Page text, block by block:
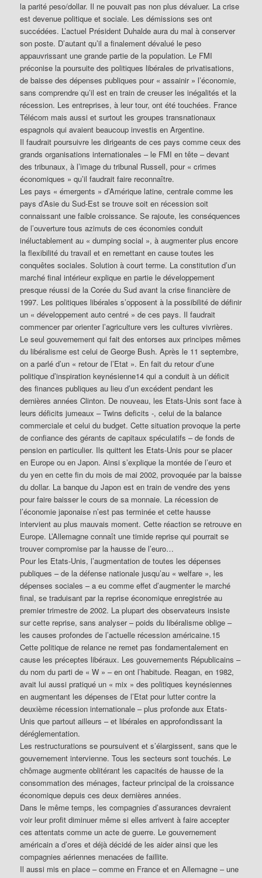
la parité peso/dollar. Il ne pouvait pas non plus dévaluer. La crise
est devenue politique et sociale. Les démissions ses ont
succédées. L’actuel Président Duhalde aura du mal à conserver
son poste. D’autant qu’il a finalement dévalué le peso
appauvrissant une grande partie de la population. Le FMI
préconise la poursuite des politiques libérales de privatisations,
de baisse des dépenses publiques pour « assainir » l’économie,
sans comprendre qu’il est en train de creuser les inégalités et la
récession. Les entreprises, à leur tour, ont été touchées. France
Télécom mais aussi et surtout les groupes transnationaux
espagnols qui avaient beaucoup investis en Argentine.
Il faudrait poursuivre les dirigeants de ces pays comme ceux des
grands organisations internationales – le FMI en tête – devant
des tribunaux, à l’image du tribunal Russell, pour « crimes
économiques » qu’il faudrait faire reconnaître.
Les pays « émergents » d’Amérique latine, centrale comme les
pays d’Asie du Sud-Est se trouve soit en récession soit
connaissant une faible croissance. Se rajoute, les conséquences
de l’ouverture tous azimuts de ces économies conduit
inéluctablement au « dumping social », à augmenter plus encore
la flexibilité du travail et en remettant en cause toutes les
conquêtes sociales. Solution à court terme. La constitution d’un
marché final intérieur explique en partie le développement
presque réussi de la Corée du Sud avant la crise financière de
1997. Les politiques libérales s’opposent à la possibilité de définir
un « développement auto centré » de ces pays. Il faudrait
commencer par orienter l’agriculture vers les cultures vivrières.
Le seul gouvernement qui fait des entorses aux principes mêmes
du libéralisme est celui de George Bush. Après le 11 septembre,
on a parlé d’un « retour de l’Etat ». En fait du retour d’une
politique d’inspiration keynésienne14 qui a conduit à un déficit
des finances publiques au lieu d’un excédent pendant les
dernières années Clinton. De nouveau, les Etats-Unis sont face à
leurs déficits jumeaux – Twins deficits -, celui de la balance
commerciale et celui du budget. Cette situation provoque la perte
de confiance des gérants de capitaux spéculatifs – de fonds de
pension en particulier. Ils quittent les Etats-Unis pour se placer
en Europe ou en Japon. Ainsi s’explique la montée de l’euro et
du yen en cette fin du mois de mai 2002, provoquée par la baisse
du dollar. La banque du Japon est en train de vendre des yens
pour faire baisser le cours de sa monnaie. La récession de
l’économie japonaise n’est pas terminée et cette hausse
intervient au plus mauvais moment. Cette réaction se retrouve en
Europe. L’Allemagne connaît une timide reprise qui pourrait se
trouver compromise par la hausse de l’euro…
Pour les Etats-Unis, l’augmentation de toutes les dépenses
publiques – de la défense nationale jusqu’au « welfare », les
dépenses sociales – a eu comme effet d’augmenter le marché
final, se traduisant par la reprise économique enregistrée au
premier trimestre de 2002. La plupart des observateurs insiste
sur cette reprise, sans analyser – poids du libéralisme oblige –
les causes profondes de l’actuelle récession américaine.15
Cette politique de relance ne remet pas fondamentalement en
cause les préceptes libéraux. Les gouvernements Républicains –
du nom du parti de « W » – en ont l’habitude. Reagan, en 1982,
avait lui aussi pratiqué un « mix » des politiques keynésiennes
en augmentant les dépenses de l’Etat pour lutter contre la
deuxième récession internationale – plus profonde aux Etats-
Unis que partout ailleurs – et libérales en approfondissant la
déréglementation.
Les restructurations se poursuivent et s’élargissent, sans que le
gouvernement intervienne. Tous les secteurs sont touchés. Le
chômage augmente oblitérant les capacités de hausse de la
consommation des ménages, facteur principal de la croissance
économique depuis ces deux dernières années.
Dans le même temps, les compagnies d’assurances devraient
voir leur profit diminuer même si elles arrivent à faire accepter
ces attentats comme un acte de guerre. Le gouvernement
américain a d’ores et déjà décidé de les aider ainsi que les
compagnies aériennes menacées de faillite.
Il aussi mis en place – comme en France et en Allemagne – une